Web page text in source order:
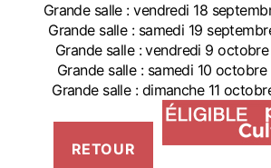
Grande salle : vendredi 18
Grande salle : samedi 19
Grande salle : vendredi 9
Grande salle : samedi 10
Grande salle : dimanche 11